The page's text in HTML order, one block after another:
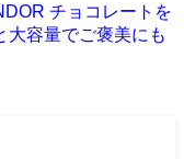
チョコレートを
大容量でご褒美にも